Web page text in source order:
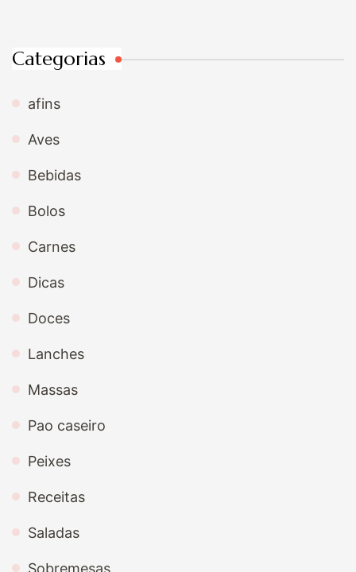
Categorias
afins
Aves
Bebidas
Bolos
Carnes
Dicas
Doces
Lanches
Massas
Pao caseiro
Peixes
Receitas
Saladas
Sobremesas